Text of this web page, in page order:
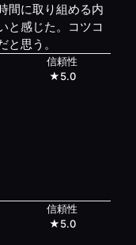
間に取り組める内
と感じた。コツコ
思う。
信頼性
★5.0
信頼性
★5.0